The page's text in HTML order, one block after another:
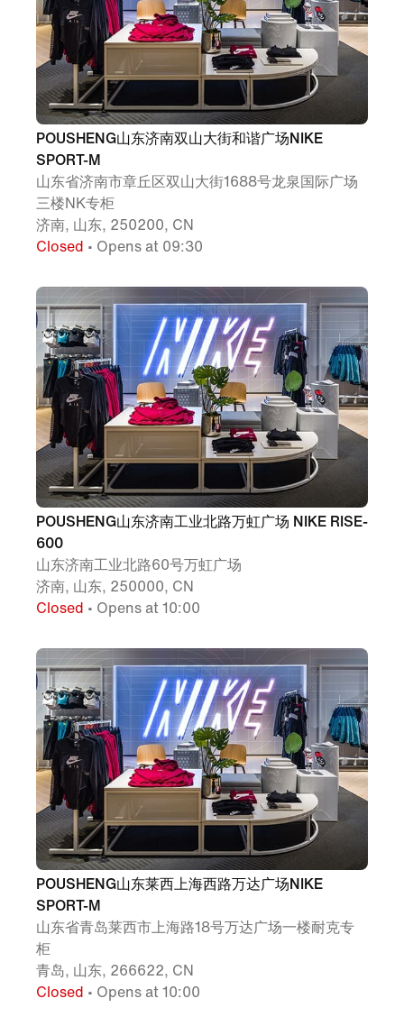
POUSHENG山东济南双山大街和谐广场NIKE
SPORT-M
山东省济南市章丘区双山大街1688号龙泉国际广场
三楼NK专柜
济南, 山东, 250200, CN
Closed • Opens at 09:30
POUSHENG山东济南工业北路万虹广场 NIKE RISE-
600
山东济南工业北路60号万虹广场
济南, 山东, 250000, CN
Closed • Opens at 10:00
POUSHENG山东莱西上海西路万达广场NIKE
SPORT-M
山东省青岛莱西市上海路18号万达广场一楼耐克专
柜
青岛, 山东, 266622, CN
Closed • Opens at 10:00